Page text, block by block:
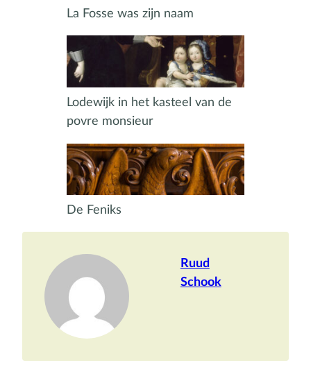
La Fosse was zijn naam
Lodewijk in het kasteel van de
povre monsieur
De Feniks
Ruud
Schook